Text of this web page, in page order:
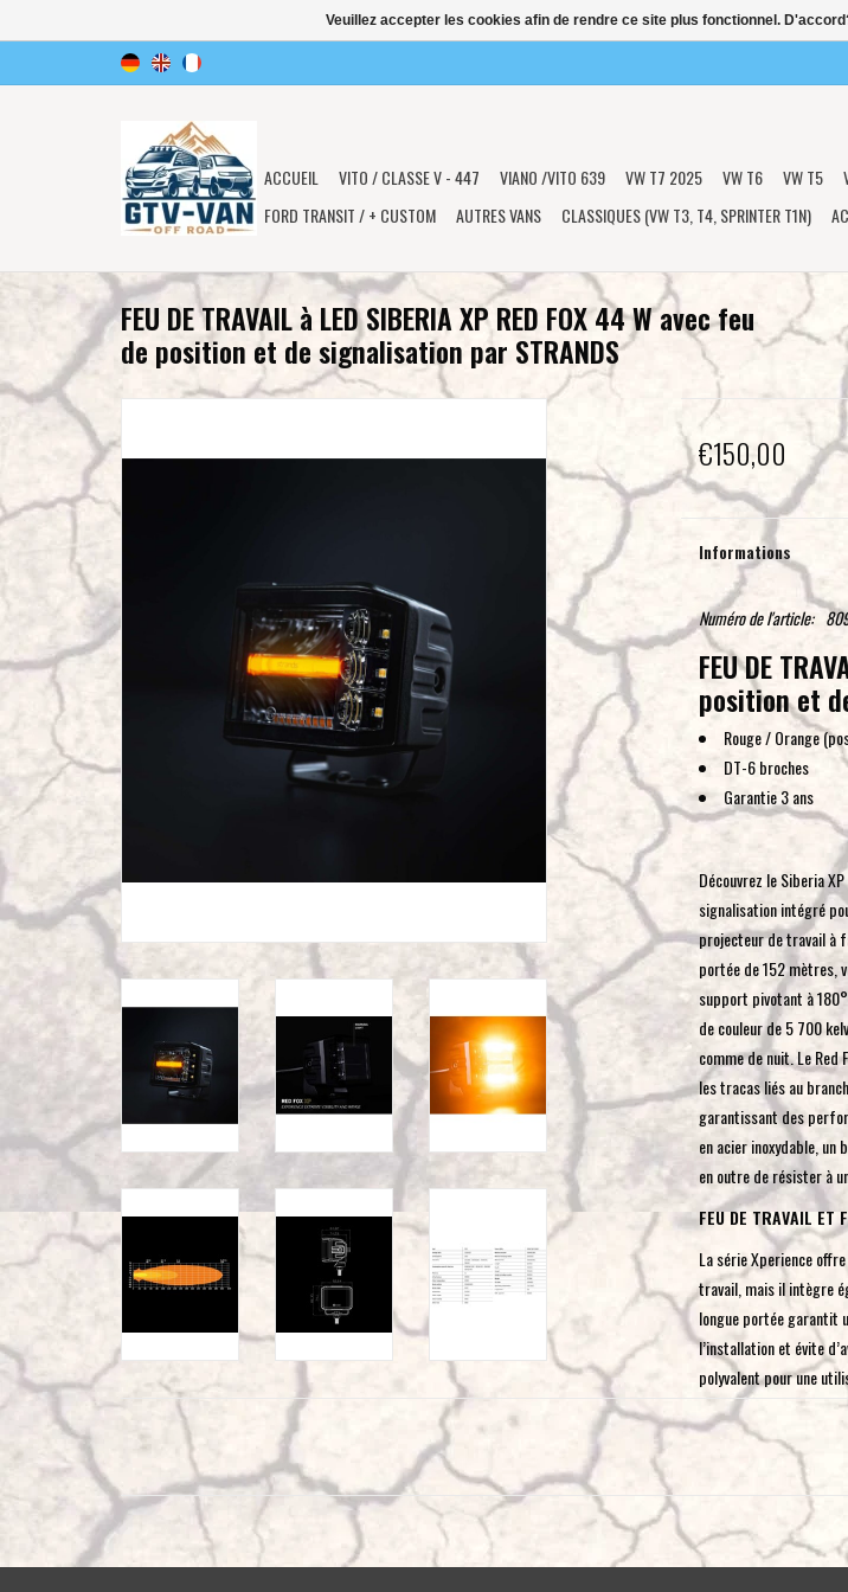
ACCUEIL VITO / CLASSE V - 447 VIANO /VITO 639 VW T7 2025 VW T6 VW T5
FORD TRANSIT / + CUSTOM
AUTRES VANS CLASSIQUES (VW T3, T4, SPRINTER T1N)
FEU DE TRAVAIL à LED SIBERIA XP RED FOX 44 W avec feu
de position et de signalisation par STRANDS
€150,00
Informations
Numéro de l'article:
FEU DE
position et
Rouge / Orange
DT-6 broches
Garantie 3 ans
Découvrez le Siberia
signalisation intégré
projecteur de travail à
portée de 152 mètres,
support pivotant à
de couleur de 5 700
comme de nuit. Le
les tracas liés au
garantissant des
en acier inoxydable,
en outre de résister à
FEU DE TRAVAIL ET
La série Xperience
travail, mais il intègre
longue portée garantit
l’installation et évite
polyvalent pour une
PUISSANT
Nous avons mis nos
concentrer sur votre
adapté à vos besoins
réels, le Red Fox est
Veuillez accepter les cookies afin de rendre ce site plus fonctionnel.